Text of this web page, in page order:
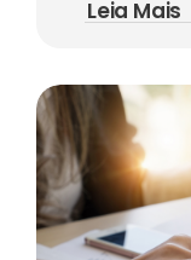
Leia Mais